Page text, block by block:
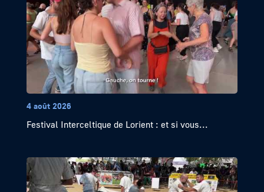
4 août 2026
Festival Interceltique de Lorient : et si vous...